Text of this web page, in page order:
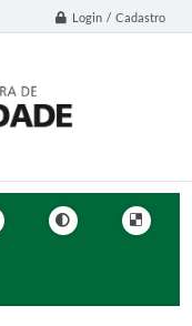
Login / Cadastro